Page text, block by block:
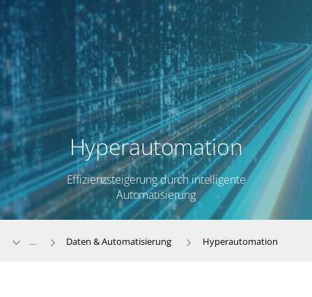
Portfolio
Infrastruktur & Betrieb
Über uns
Karriere
Blog
Hyperautomation
Effizienzsteigerung durch intelligente
Automatisierung
... Daten & Automatisierung Hyperautomation